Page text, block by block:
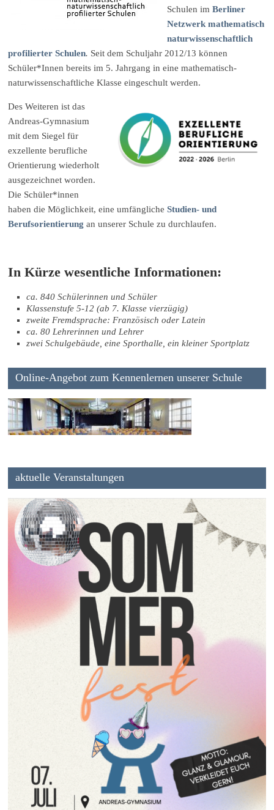
Schulen imBerliner
Netzwerk mathematisch
naturwissenschaftlich
profilierter Schulen. Seit dem Schuljahr 2012/13 können
Schüler*Innen bereits im 5. Jahrgang in eine mathematisch-
naturwissenschaftliche Klasse eingeschult werden.
Des Weiteren ist das
Andreas-Gymnasium
mit dem Siegel für
exzellente berufliche
Orientierung wiederholt
ausgezeichnet worden.
Die Schüler*innen
haben die Möglichkeit, eine umfängliche Studien- und
Berufsorientierung an unserer Schule zu durchlaufen.
In Kürze wesentliche Informationen:
ca. 840 Schülerinnen und Schüler
Klassenstufe 5-12 (ab 7. Klasse vierzügig)
zweite Fremdsprache: Französisch oder Latein
ca. 80 Lehrerinnen und Lehrer
zwei Schulgebäude, eine Sporthalle, ein kleiner Sportplatz
Online-Angebot zum Kennenlernen unserer Schule
aktuelle Veranstaltungen